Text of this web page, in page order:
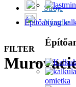
Építőanyag
omietka
Stroje
Náradie
FILTER